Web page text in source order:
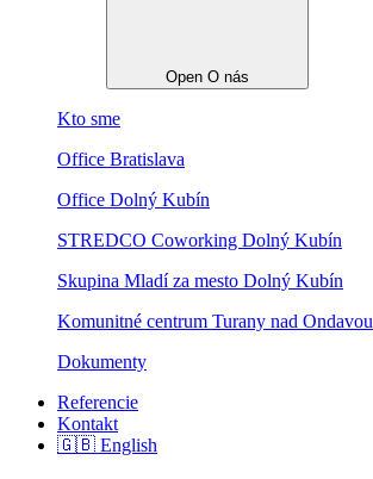
Open O nás
Kto sme
Office Bratislava
Office Dolný Kubín
STREDCO Coworking Dolný Kubín
Skupina Mladí za mesto Dolný Kubín
Komunitné centrum Turany nad Ondavou
Dokumenty
Referencie
Kontakt
🇬🇧 English